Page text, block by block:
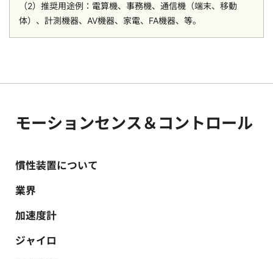
（2）推奨用途例：電算機、事務機、通信機（端末、移動
体）、計測機器、AV機器、家電、FA機器、等。
モーションセンス＆コントロール
慣性装置について
業界
加速度計
ジャイロ